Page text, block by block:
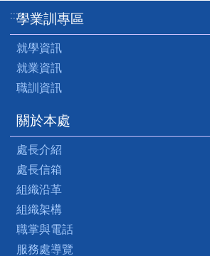
:::學業訓專區
就學資訊
就業資訊
職訓資訊
關於本處
處長介紹
處長信箱
組織沿革
組織架構
職掌與電話
服務處導覽